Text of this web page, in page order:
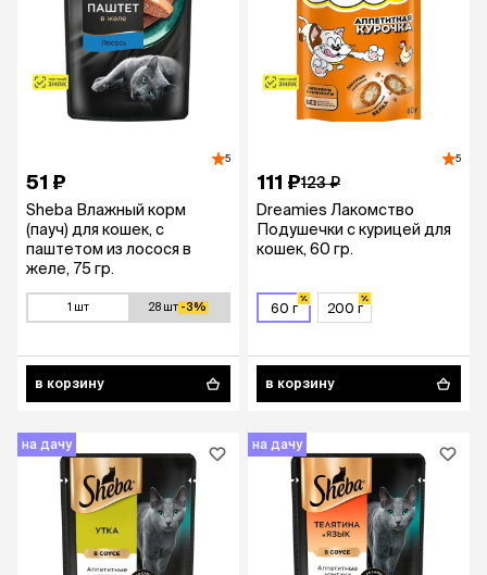
5
51 ₽
Sheba Влажный корм
(пауч) для кошек, с
паштетом из лосося в
желе, 75 гр.
1 шт 28 шт -3%
в корзину
5
111 ₽123 ₽
Dreamies Лакомство
Подушечки с курицей для
кошек, 60 гр.
60 г 200 г
в корзину
на дачу на дачу